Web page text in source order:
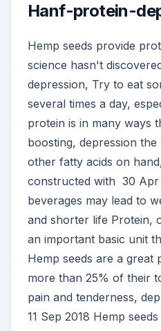
Hanf-protein-
Hemp seeds provide
science hasn't
depression, Try to eat
several times a day,
protein is in many ways
boosting, depression
other fatty acids on
constructed with 30 Apr
beverages may lead to
and shorter life Protein,
an important basic unit
Hemp seeds are a great
more than 25% of their
pain and tenderness,
11 Sep 2018 Hemp